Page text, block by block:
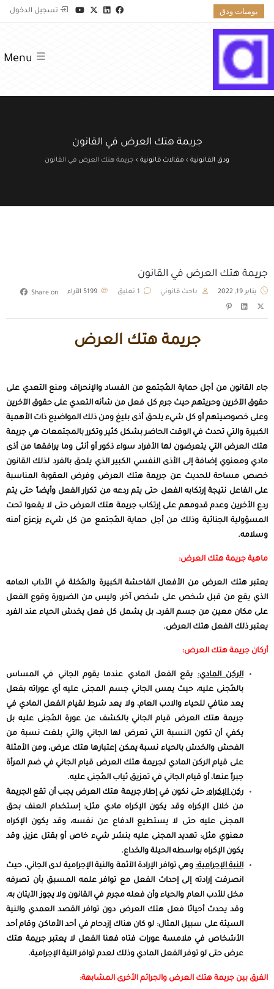
يوميات ودق تسجيل الدخول
Menu
جريمة هتك العرض في القانون
ودق القانونية › مقالات قانونية › جريمة هتك العرض في القانون
جريمة هتك العرض في القانون
يناير 19, 2022 باحث قانوني 1 تعليق الآراء Share on
جريمة هتك العرض
جاء القانون من أجل حماية المُجتمع من الفساد والإنحراف ومنع التعدي على
حقوق الآخرين وحريتهم حيث جرم كل فعل من شأنه التعدي على حقوق الآخرين
وعلى خصوصيتهم أو كل شيء يلحق أذى بليغ ومن ذلك المواضيع ذات الأهمية
الكبيرة والتي تحدث في الوقت الحاضر بشكل كثير وتكرر بالمجتمعات هي جريمة
هتك العرض التي يتعرضون لها الأفراد سواء ذكور أو أنثى وما يرافقها من أذى
مادي ومعنوي إضافة إلى الأذى النفسي الكبير الذي يلحق بالفرد لذلك القانون
خصص مساحة للحديث عن جريمة هتك العرض وفرض العقوبة المناسبة
على الفاعل نتيجة إرتكابه الفعل حتى يتم ردعه من تكرار الفعل وأيضاً حتى يتم
ردع الأخرين وعدم قدومهم على إرتكاب جريمة هتك العرض حتى لا يقعوا تحت
المسؤولية الجنائية وذلك من أجل حماية المُجتمع من كل شيء يزعزع أمنه
وسلامه.
ماهية جريمة هتك العرض:
يعتبر هتك العرض من الأفعال الفاحشة الكبيرة والمُخلة في الأداب العامه
الذي يقع من قبل شخص على شخص آخر، وليس من الضرورة وقوع الفعل
على مكان معين من جسم الفرد، بل يشمل كل فعل يخدش الحياء عند الفرد
يعتبر ذلك الفعل هتك العرض.
أركان جريمة هتك العرض:
الركن المادي:يقع الفعل المادي عندما يقوم الجاني في المساس
بالمُجنى عليه، حيث يمس الجاني جسم المجنى عليه أي عوراته بفعل
يعد منافي للحياء والادب العام، ولا يعد شرط لقيام الفعل المادي في
جريمة هتك العرض قيام الجاني بالكشف عن عورة المُجنى عليه بل
يكفي أن تكون النسبة التي تعرض لها الجاني والتي بلغت نسبة من
الفحش والخدش بالحياء نسبة يمكن إعتبارها هتك عرض، ومن الأمثلة
على قيام الركن المادي لجريمة هتك العرض قيام الجاني في ضم المرأة
جبراً عنها، أو قيام الجاني في تمزيق ثياب المُجنى عليه.
ركن الإكراه:حتى نكون في إطار جريمة هتك العرض يجب أن تقع الجريمة
من خلال الإكراه وقد يكون الإكراه مادي مثل: إستخدام العنف بحق
المجنى عليه حتى لا يستطيع الدفاع عن نفسه، وقد يكون الإكراه
معنوي مثل: تهديد المجنى عليه بنشر شيء خاص أو بقتل عزيز، وقد
يكون الإكراه بواسطه الحيلة والخداع.
النية الإجرامية:وهي توافر الإرادة الآثمة والنية الإجرامية لدى الجاني، حيث
انصرفت إرادته إلى إحداث الفعل مع توافر علمه المسبق بأن تصرفه
مخل للأدب العام والحياء وأن فعله مجرم في القانون ولا يجوز الآيتان به،
وقد يحدث أحيانًا فعل هتك العرض دون توافر القصد العمدي والنية
السيئة على سبيل المثال: لو كان هناك إزدحام في أحد الأماكن وقام أحد
الأشخاص في ملامسة عورات فتاه فهنا الفعل لا يعتبر جريمة هتك
عرض حتى لو توفر الفعل المادي وذلك لعدم توافر النية الإجرامية.
الفرق بين جريمة هتك العرض والجرائم الأخرى المشابهة: